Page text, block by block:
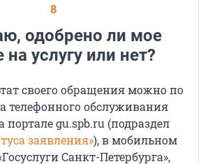
8
одобрено ли мое
на услугу или нет?
своего обращения можно по
телефонного обслуживания
портале gu.spb.ru (подраздел
заявления»), в мобильном
Санкт-Петербурга»,